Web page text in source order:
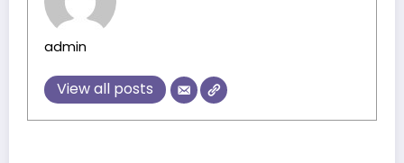
admin
View all posts